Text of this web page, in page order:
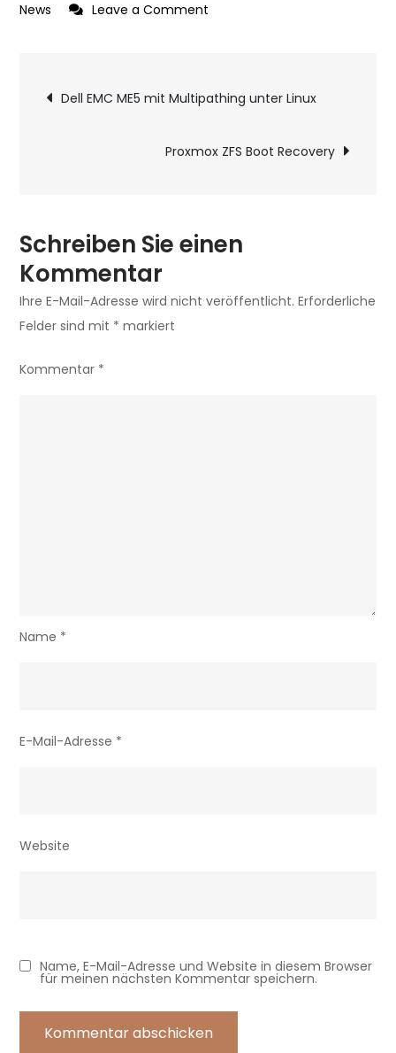
News
Leave a Comment
veröffentlicht
Dell EMC ME5 mit Multipathing unter Linux
Proxmox ZFS Boot Recovery
Schreiben Sie einen
Kommentar
Ihre E-Mail-Adresse wird nicht veröffentlicht. Erforderliche
Felder sind mit * markiert
Kommentar *
Name *
E-Mail-Adresse *
Website
Name, E-Mail-Adresse und Website in diesem Browser
für meinen nächsten Kommentar speichern.